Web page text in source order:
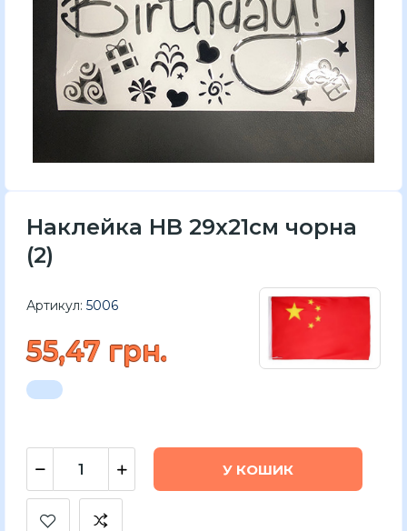
Наклейка HB 29x21см чорна
(2)
Артикул: 5006
55,47 грн.
У КОШИК